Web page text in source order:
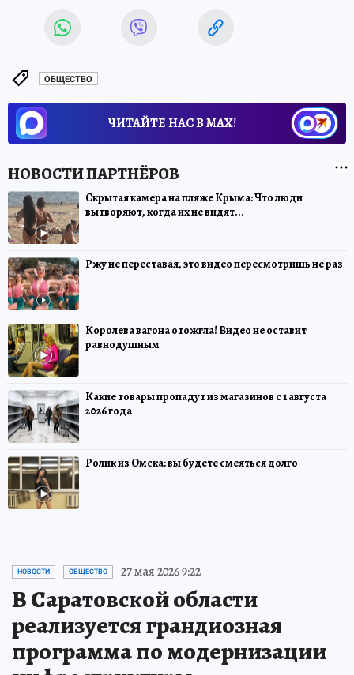
ОБЩЕСТВО
ЧИТАЙТЕ НАС В МАХ!
Скрытая камера на пляже Крыма: Что люди
вытворяют, когда их не видят...
Ржу не переставая, это видео пересмотришь не раз
Королева вагона отожгла! Видео не оставит
равнодушным
Какие товары пропадут из магазинов с 1 августа
2026 года
Ролик из Омска: вы будете смеяться долго
НОВОСТИ ОБЩЕСТВО 27 мая 2026 9:22
В Саратовской области
реализуется грандиозная
программа по модернизации